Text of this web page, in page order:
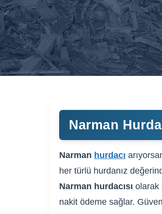
Narman
Narman hurdacı
her türlü hurdanız
Narman hurdacısı olarak
nakit ödeme sağlar.